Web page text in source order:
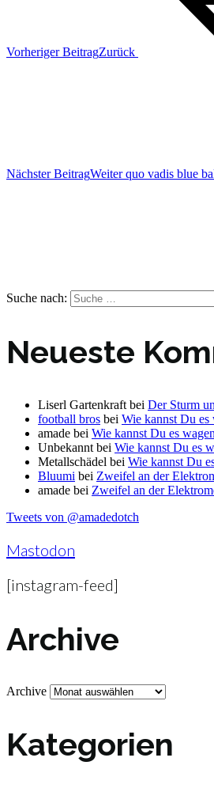
Vorheriger BeitragZurück
Nächster BeitragWeiter quo vadis blue
Suche nach:
Neueste
Liserl Gartenkraft bei Der Sturm
football bros bei Wie kannst Du es
amade bei Wie kannst Du es
Unbekannt bei Wie kannst Du es
Metallschädel bei Wie kannst Du
Bluumi bei Zweifel an der
amade bei Zweifel an der
Tweets von @amadedotch
Mastodon
[instagram-feed]
Archive
Archive
Kategorien